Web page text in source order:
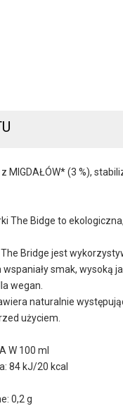
MIGDAŁÓW* (3 %),
The Bidge to
Bridge jest
smak, wysoką
wegan.
naturalnie
użyciem.
W 100 ml
84 kJ/20 kcal
0,2 g